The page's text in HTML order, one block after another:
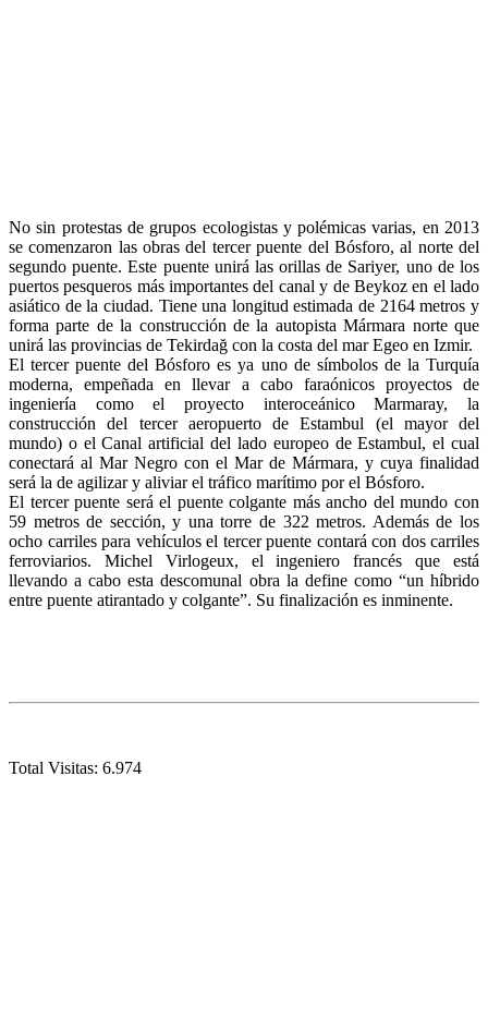
No sin protestas de grupos ecologistas y polémicas varias, en 2013
se comenzaron las obras del tercer puente del Bósforo, al norte del
segundo puente. Este puente unirá las orillas de Sariyer, uno de los
puertos pesqueros más importantes del canal y de Beykoz en el lado
asiático de la ciudad. Tiene una longitud estimada de 2164 metros y
forma parte de la construcción de la autopista Mármara norte que
unirá las provincias de Tekirdağ con la costa del mar Egeo en Izmir.
El tercer puente del Bósforo es ya uno de símbolos de la Turquía
moderna, empeñada en llevar a cabo faraónicos proyectos de
ingeniería como el proyecto interoceánico Marmaray, la
construcción del tercer aeropuerto de Estambul (el mayor del
mundo) o el Canal artificial del lado europeo de Estambul, el cual
conectará al Mar Negro con el Mar de Mármara, y cuya finalidad
será la de agilizar y aliviar el tráfico marítimo por el Bósforo.
El tercer puente será el puente colgante más ancho del mundo con
59 metros de sección, y una torre de 322 metros. Además de los
ocho carriles para vehículos el tercer puente contará con dos carriles
ferroviarios. Michel Virlogeux, el ingeniero francés que está
llevando a cabo esta descomunal obra la define como “un híbrido
entre puente atirantado y colgante”. Su finalización es inminente.
Total Visitas: 6.974